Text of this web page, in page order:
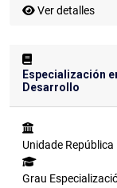
Ver detalles
Especialización
Desarrollo
Unidade
Grau